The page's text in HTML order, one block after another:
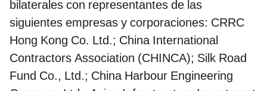
bilaterales con representantes de las
siguientes empresas y corporaciones: CRRC
Hong Kong Co. Ltd.; China International
Contractors Association (CHINCA); Silk Road
Fund Co., Ltd.; China Harbour Engineering